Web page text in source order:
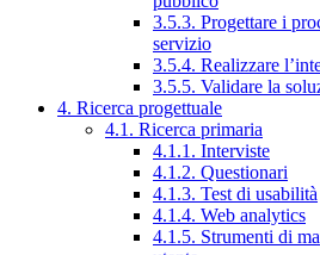
3.5.3. Progettare i
servizio
3.5.4. Realizzare
3.5.5. Validare la
4. Ricerca progettuale
4.1. Ricerca primaria
4.1.1. Interviste
4.1.2. Questionari
4.1.3. Test di usabilità
4.1.4. Web analytics
4.1.5. Strumenti di